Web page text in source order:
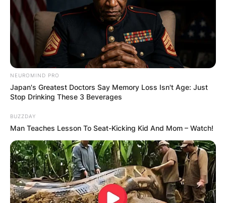
NEUROMIND PRO
Japan's Greatest Doctors Say Memory Loss Isn't Age: Just
Stop Drinking These 3 Beverages
BUZZDAY
Man Teaches Lesson To Seat-Kicking Kid And Mom – Watch!